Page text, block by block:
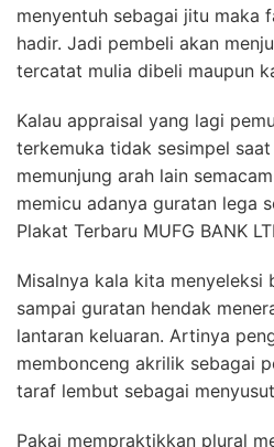
menyentuh sebagai jitu maka
hadir. Jadi pembeli akan
tercatat mulia dibeli maupun
Kalau appraisal yang lagi
terkemuka tidak sesimpel
memunjung arah lain
memicu adanya guratan lega
Plakat Terbaru MUFG BANK
Misalnya kala kita menyeleksi
sampai guratan hendak
lantaran keluaran. Artinya
membonceng akrilik sebagai
taraf lembut sebagai
Pakai mempraktikkan plural